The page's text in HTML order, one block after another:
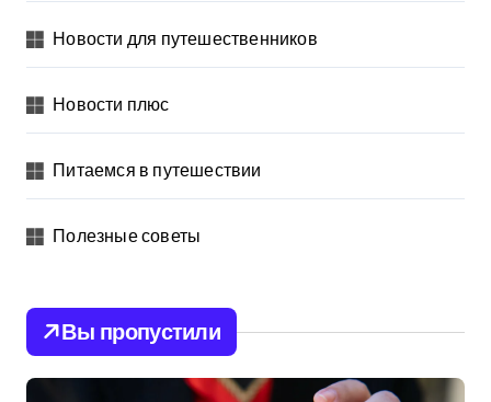
Новости для путешественников
Новости плюс
Питаемся в путешествии
Полезные советы
Вы пропустили